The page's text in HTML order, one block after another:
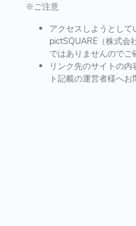
※ご注意
アクセスしようとして
pictSQUARE（株式会
ではありませんのでご
リンク先のサイトの
ト記載の運営者様へ